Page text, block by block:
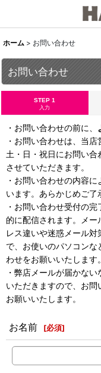
ホーム > お問い合わせ
お問い合わせ
STEP 1
入力
・お問い合わせの前に、
・お問い合わせは、当
土・日・祝日にお問い
させていただきます。
・お問い合わせの内容
います。あらかじめご了
・お問い合わせ受付の
的に配信されます。メ
レス違いや迷惑メール
で、お使いのパソコン
わせをお願いいたします。
・弊店メールが届かな
いただきますので、お問
お願いいたします。
お名前 [必須]